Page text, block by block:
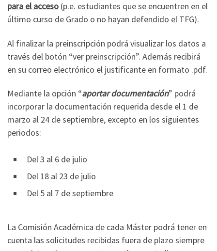
para el acceso (p.e. estudiantes que se encuentren en el
último curso de Grado o no hayan defendido el TFG).
Al finalizar la preinscripción podrá visualizar los datos a
través del botón “ver preinscripción”. Además recibirá
en su correo electrónico el justificante en formato .pdf.
Mediante la opción “aportar documentación” podrá
incorporar la documentación requerida desde el 1 de
marzo al 24 de septiembre, excepto en los siguientes
periodos:
Del 3 al 6 de julio
Del 18 al 23 de julio
Del 5 al 7 de septiembre
La Comisión Académica de cada Máster podrá tener en
cuenta las solicitudes recibidas fuera de plazo siempre